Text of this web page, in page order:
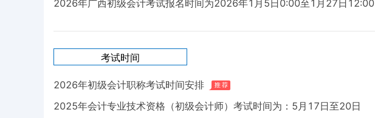
2026年广西初级会计考试报名时间为2026年1月5日0:00至1月27日12:00
考试时间
2026年初级会计职称考试时间安排
2025年会计专业技术资格（初级会计师）考试时间为：5月17日至20日